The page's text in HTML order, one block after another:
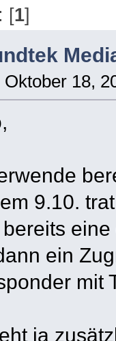
[1]
Oktober 18,
9.10.
ein
mit
ja